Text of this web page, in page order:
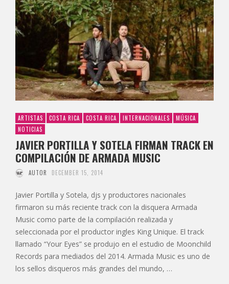
ARTISTAS COSTA RICA COSTA RICA INTERNACIONALES
MÚSICA
NOTICIAS
JAVIER PORTILLA Y SOTELA FIRMAN TRACK EN
COMPILACIÓN DE ARMADA MUSIC
AUTOR DECEMBER 15, 2014
Javier Portilla y Sotela, djs y productores nacionales
firmaron su más reciente track con la disquera Armada
Music como parte de la compilación realizada y
seleccionada por el productor ingles King Unique. El track
llamado “Your Eyes” se produjo en el estudio de Moonchild
Records para mediados del 2014. Armada Music es uno de
los sellos disqueros más grandes del mundo, …